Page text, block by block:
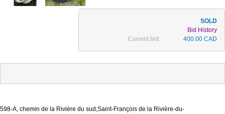
Bid History
Current bid:
400.00 CAD
598-A, chemin de la Rivière du sud,Saint-François de la Rivière-du-